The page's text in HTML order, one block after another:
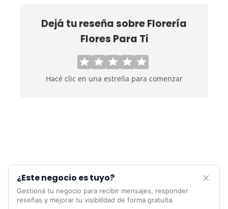
Dejá tu reseña sobreFlorería
Flores Para Ti
Hacé clic en una estrella para comenzar
¿Este negocio es tuyo?
Gestioná tu negocio para recibir mensajes, responder
reseñas y mejorar tu visibilidad de forma gratuita.